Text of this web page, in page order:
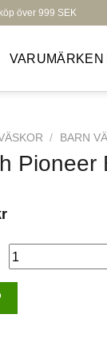
över 999 SEK
VARUMÄRKEN
/ BARN
Pioneer